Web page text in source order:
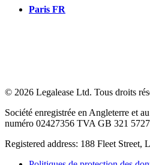
Paris FR
© 2026 Legalease Ltd. Tous droits
Société enregistrée en Angleterre et
numéro 02427356 TVA GB 321
Registered address: 188 Fleet